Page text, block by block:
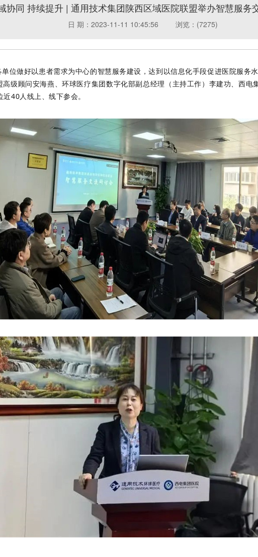
协同 持续提升 | 通用技术集团陕西区域医院联盟举办智慧服务
日 期：2023-11-11 10:45:56 浏览：(7275)
位做好以患者需求为中心的智慧服务建设，达到以信息化手段促进医院服务
高级顾问安海燕、环球医疗集团数字化部副总经理（主持工作）李建功、西
40人线上、线下参会。